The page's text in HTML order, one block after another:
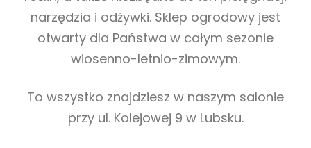
narzędzia i odżywki. Sklep ogrodowy jest
otwarty dla Państwa w całym sezonie
wiosenno-letnio-zimowym.
To wszystko znajdziesz w naszym salonie
przy ul. Kolejowej 9 w Lubsku.